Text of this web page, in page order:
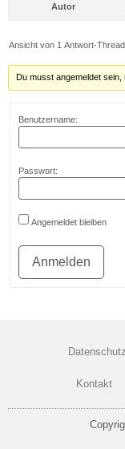
Autor
Ansicht von 1 Antwort-Thread
Du musst angemeldet sein,
Benutzername:
Passwort:
Angemeldet bleiben
Anmelden
Datenschutz
Kontakt